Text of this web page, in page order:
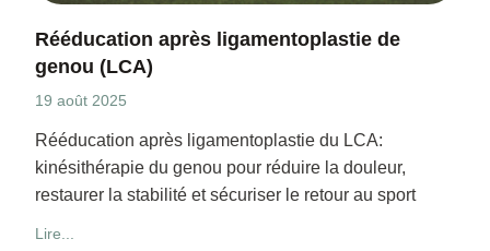
Rééducation après ligamentoplastie de
genou (LCA)
19 août 2025
Rééducation après ligamentoplastie du LCA:
kinésithérapie du genou pour réduire la douleur,
restaurer la stabilité et sécuriser le retour au sport
Lire...